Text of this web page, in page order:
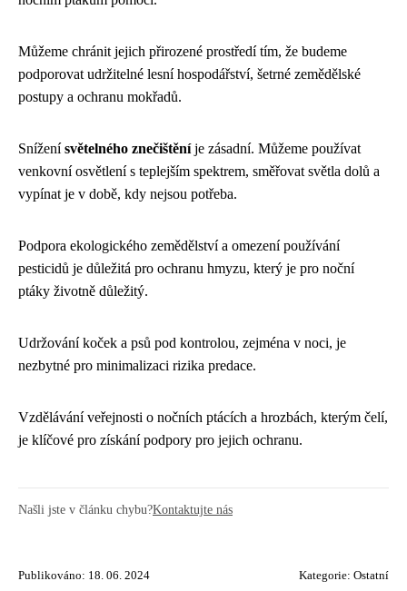
Můžeme chránit jejich přirozené prostředí tím, že budeme
podporovat udržitelné lesní hospodářství, šetrné zemědělské
postupy a ochranu mokřadů.
Sníženísvětelného znečištěníje zásadní. Můžeme používat
venkovní osvětlení s teplejším spektrem, směřovat světla dolů a
vypínat je v době, kdy nejsou potřeba.
Podpora ekologického zemědělství a omezení používání
pesticidů je důležitá pro ochranu hmyzu, který je pro noční
ptáky životně důležitý.
Udržování koček a psů pod kontrolou, zejména v noci, je
nezbytné pro minimalizaci rizika predace.
Vzdělávání veřejnosti o nočních ptácích a hrozbách, kterým čelí,
je klíčové pro získání podpory pro jejich ochranu.
Našli jste v článku chybu?Kontaktujte nás
Publikováno: 18. 06. 2024 Kategorie: Ostatní